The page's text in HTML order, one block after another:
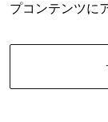
プコンテンツに